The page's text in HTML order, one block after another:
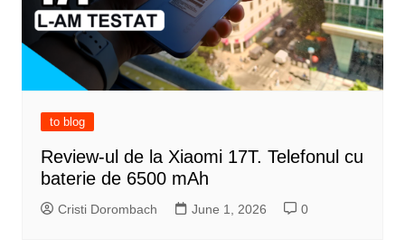
to blog
Review-ul de la Xiaomi 17T. Telefonul cu
baterie de 6500 mAh
Cristi Dorombach June 1, 2026 0